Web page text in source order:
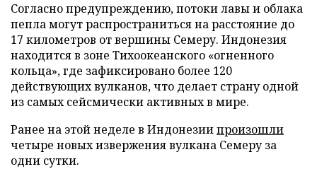
Согласно предупреждению, потоки лавы и облака
пепла могут распространиться на расстояние до
17 километров от вершины Семеру. Индонезия
находится в зоне Тихоокеанского «огненного
кольца», где зафиксировано более 120
действующих вулканов, что делает страну одной
из самых сейсмически активных в мире.
Ранее на этой неделе в Индонезиипроизошли
четыре новых извержения вулкана Семеру за
одни сутки.